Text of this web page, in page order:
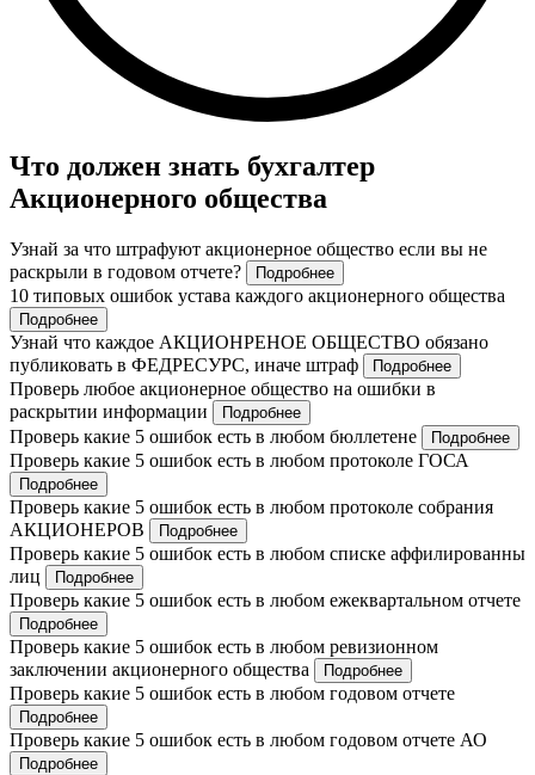
Что должен знать бухгалтер
Акционерного общества
Узнай за что штрафуют акционерное общество если вы не
раскрыли в годовом отчете?
Подробнее
10 типовых ошибок устава каждого акционерного общества
Подробнее
Узнай что каждое АКЦИОНРЕНОЕ ОБЩЕСТВО обязано
публиковать в ФЕДРЕСУРС, иначе штраф
Подробнее
Проверь любое акционерное общество на ошибки в
раскрытии информации
Подробнее
Проверь какие 5 ошибок есть в любом бюллетене Подробнее
Проверь какие 5 ошибок есть в любом протоколе ГОСА
Подробнее
Проверь какие 5 ошибок есть в любом протоколе собрания
АКЦИОНЕРОВ
Подробнее
Проверь какие 5 ошибок есть в любом списке аффилированны
лиц
Подробнее
Проверь какие 5 ошибок есть в любом ежеквартальном отчете
Подробнее
Проверь какие 5 ошибок есть в любом ревизионном
заключении акционерного общества
Подробнее
Проверь какие 5 ошибок есть в любом годовом отчете
Подробнее
Проверь какие 5 ошибок есть в любом годовом отчете АО
Подробнее